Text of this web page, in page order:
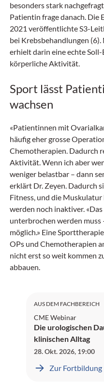
besonders stark
Patientin frage danach. Die
2021 veröffentlichte S3-
bei Krebsbehandlungen
erhielt darin eine echte
körperliche Aktivität.
Sport lässt
wachsen
«Patientinnen mit
häufig eher grosse
Chemotherapien. Dadurch
Aktivität. Wenn ich aber
weniger belastbar – dann
erklärt Dr. Zeyen. Dadurch
Fitness, und die Muskulatur
werden noch inaktiver.
unterbrochen werden muss
möglich.» Eine
OPs und Chemotherapien
nicht erst so weit kommen
abbauen.
AUS DEM FACHBEREICH
CME Webinar
Die urologischen
klinischen Alltag
28. Okt. 2026, 19:00
Zur Fortbildung